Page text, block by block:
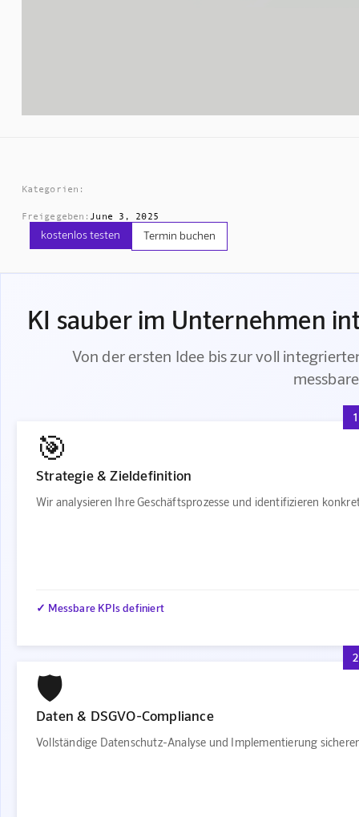
Kategorien:
Freigegeben: June 3, 2025
kostenlos testen Termin buchen
KI sauber im Unternehmen
Von der ersten Idee bis zur voll
1
🎯
Strategie & Zieldefinition
Wir analysieren Ihre Geschäftsprozesse und identifizieren
✓ Messbare KPIs definiert
2
🛡️
Daten & DSGVO-Compliance
Vollständige Datenschutz-Analyse und Implementierung